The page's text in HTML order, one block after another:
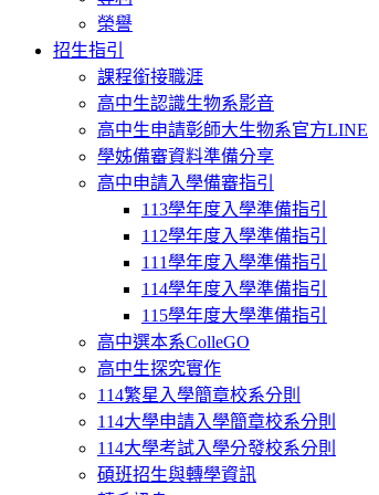
榮譽
招生指引
課程銜接職涯
高中生認識生物系影音
高中生申請彰師大生物系官方LINE
學姊備審資料準備分享
高中申請入學備審指引
113學年度入學準備指引
112學年度入學準備指引
111學年度入學準備指引
114學年度入學準備指引
115學年度大學準備指引
高中選本系ColleGO
高中生探究實作
114繁星入學簡章校系分則
114大學申請入學簡章校系分則
114大學考試入學分發校系分則
碩班招生與轉學資訊